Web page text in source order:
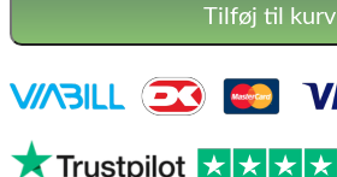
Tilføj til kurv